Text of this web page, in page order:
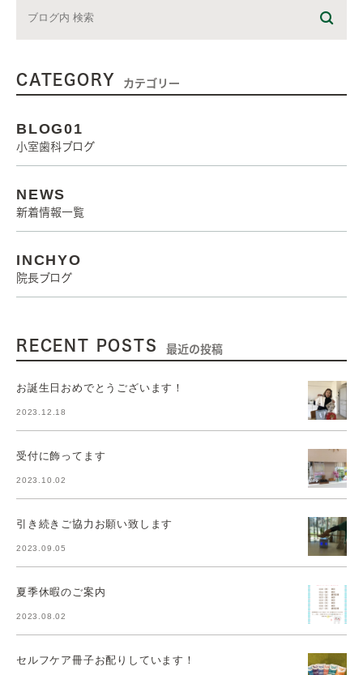
CATEGORY カテゴリー
BLOG01
小室歯科ブログ
NEWS
新着情報一覧
INCHYO
院長ブログ
RECENT POSTS 最近の投稿
お誕生日おめでとうございます！
2023.12.18
受付に飾ってます
2023.10.02
引き続きご協力お願い致します
2023.09.05
夏季休暇のご案内
2023.08.02
セルフケア冊子お配りしています！